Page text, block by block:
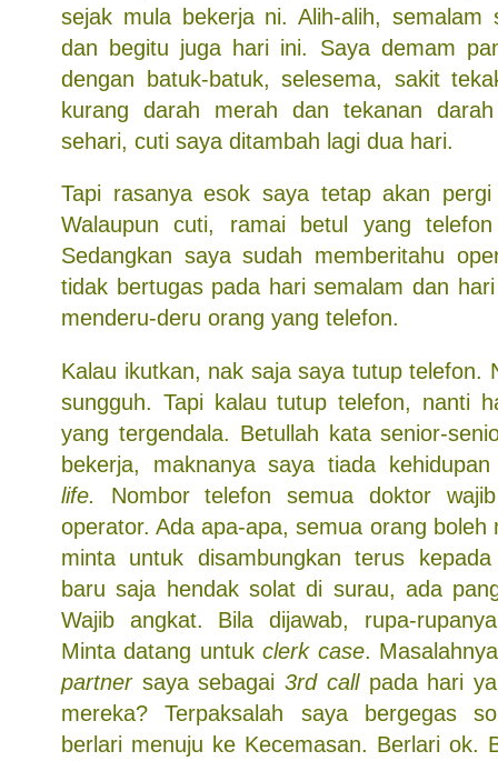
sejak mula bekerja ni. Alih-alih, semalam
dan begitu juga hari ini. Saya demam
dengan batuk-batuk, selesema, sakit
kurang darah merah dan tekanan
sehari, cuti saya ditambah lagi dua hari.
Tapi rasanya esok saya tetap akan
Walaupun cuti, ramai betul yang
Sedangkan saya sudah memberitahu
tidak bertugas pada hari semalam dan
menderu-deru orang yang telefon.
Kalau ikutkan, nak saja saya tutup telefon.
sungguh. Tapi kalau tutup telefon, nanti
yang tergendala. Betullah kata senior-
bekerja, maknanya saya tiada
life.
Nombor telefon semua doktor
operator. Ada apa-apa, semua orang boleh
minta untuk disambungkan terus
baru saja hendak solat di surau, ada
Wajib angkat. Bila dijawab, rupa-
Minta datang untukclerk case.
partnersaya sebagai3rd callpada hari
mereka? Terpaksalah saya bergegas
berlari menuju ke Kecemasan. Berlari ok.